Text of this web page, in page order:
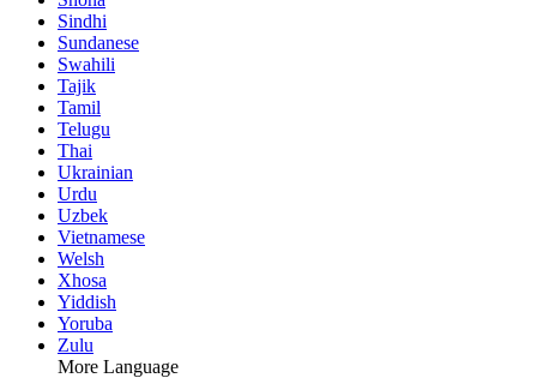
Sindhi
Sundanese
Swahili
Tajik
Tamil
Telugu
Thai
Ukrainian
Urdu
Uzbek
Vietnamese
Welsh
Xhosa
Yiddish
Yoruba
Zulu
More Language